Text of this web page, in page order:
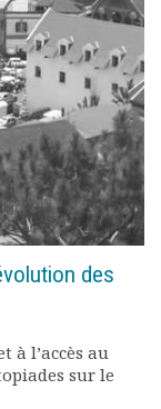
des
à l’accès au
sur le